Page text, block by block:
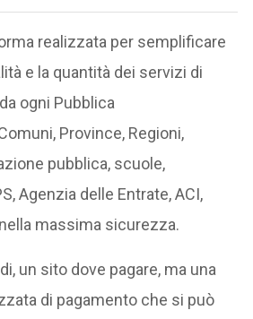
realizzata per semplificare
e la quantità dei servizi di
ogni Pubblica
Province, Regioni,
pubblica, scuole,
Agenzia delle Entrate, ACI,
massima sicurezza.
un sito dove pagare, ma una
di pagamento che si può